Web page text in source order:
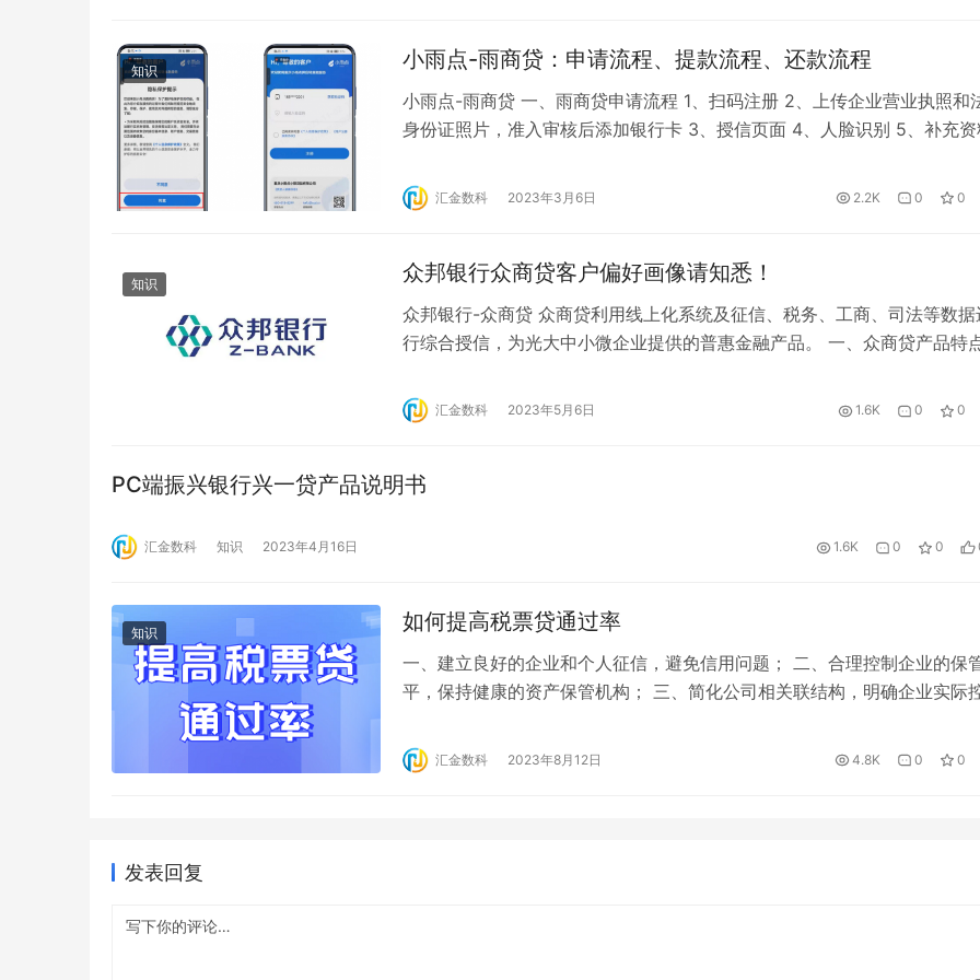
知识 小雨点-雨商贷：申请流程、提款流程、还款流程
小雨点-雨商贷 一、雨商贷申请流程 1、扫码注册 2、上传企业营业执照和
身份证照片，准入审核后添加银行卡 3、授信页面 4、人脸识别 5、补充
录，申请记录已授信里点击雨商贷
https://fintech.baiwang.com/supermarket/v2/login 2、查…
汇金数科 2023年3月6日 2.2K 0 0
知识 众邦银行众商贷客户偏好画像请知悉！
众邦银行-众商贷 众商贷利用线上化系统及征信、税务、工商、司法等数据
行综合授信，为光大中小微企业提供的普惠金融产品。 一、众商贷产品特
次授信，额度可循环支用！ 二、众商贷客户偏好画像 1、企业成立时间在3
以上，企业近1年半无法人变更，纳税等级A； 2、法人年龄55岁以内 (…
汇金数科 2023年5月6日 1.6K 0 0
PC端振兴银行兴一贷产品说明书
汇金数科 知识 2023年4月16日 1.6K 0 0
知识 如何提高税票贷通过率
一、建立良好的企业和个人征信，避免信用问题； 二、合理控制企业的保
平，保持健康的资产保管机构； 三、简化公司相关联结构，明确企业实际
款机构和时机，避免过度申请。 汇金数科作为专业的企业税票贷服务团队，
们将竭力为贷款行业从业者提供全方位的渠道服务，想了 解更多贷款讯息，
汇金数科 2023年8月12日 4.8K 0 0
发表回复